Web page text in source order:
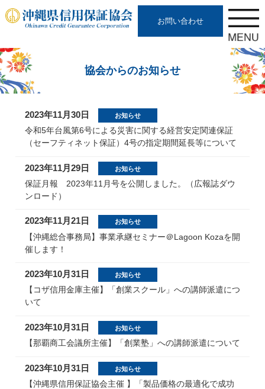
お問い合わせ
協会からのお知らせ
2023年11月30日 お知らせ
令和5年台風第6号による災害に関する経営安定関連保証
（セーフティネット保証）4号の指定期間延長等について
2023年11月29日 お知らせ
保証月報 2023年11月号を公開しました。（広報誌ダウ
ンロード）
2023年11月21日 お知らせ
【沖縄総合事務局】事業承継セミナー＠Lagoon Kozaを開
催します！
2023年10月31日 お知らせ
【コザ信用金庫主催】「創業スクール」への講師派遣につ
いて
2023年10月31日 お知らせ
【那覇商工会議所主催】「創業塾」への講師派遣について
2023年10月31日 お知らせ
【沖縄県信用保証協会主催 】「製品価格の最適化で成功